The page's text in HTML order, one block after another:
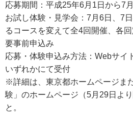
応募期間：平成25年6月1日から7
お試し体験・見学会：7月6日、7
るコースを変えて全4回開催、各
要事前申込み
応募・体験申込み方法：Webサイ
いずれかにて受付
※詳細は、東京都ホームページま
験」のホームページ（5月29日よ
と。